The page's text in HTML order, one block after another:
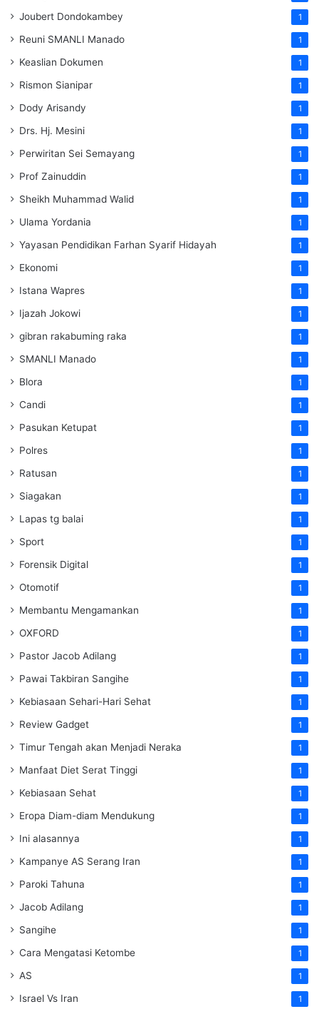
Joubert Dondokambey 1
Reuni SMANLI Manado 1
Keaslian Dokumen 1
Rismon Sianipar 1
Dody Arisandy 1
Drs. Hj. Mesini 1
Perwiritan Sei Semayang 1
Prof Zainuddin 1
Sheikh Muhammad Walid 1
Ulama Yordania 1
Yayasan Pendidikan Farhan Syarif Hidayah 1
Ekonomi 1
Istana Wapres 1
Ijazah Jokowi 1
gibran rakabuming raka 1
SMANLI Manado 1
Blora 1
Candi 1
Pasukan Ketupat 1
Polres 1
Ratusan 1
Siagakan 1
Lapas tg balai 1
Sport 1
Forensik Digital 1
Otomotif 1
Membantu Mengamankan 1
OXFORD 1
Pastor Jacob Adilang 1
Pawai Takbiran Sangihe 1
Kebiasaan Sehari-Hari Sehat 1
Review Gadget 1
Timur Tengah akan Menjadi Neraka 1
Manfaat Diet Serat Tinggi 1
Kebiasaan Sehat 1
Eropa Diam-diam Mendukung 1
Ini alasannya 1
Kampanye AS Serang Iran 1
Paroki Tahuna 1
Jacob Adilang 1
Sangihe 1
Cara Mengatasi Ketombe 1
AS 1
Israel Vs Iran 1